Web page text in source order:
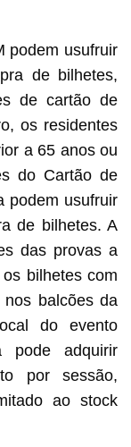
podem usufruir
de bilhetes,
de cartão de
os residentes
a 65 anos ou
do Cartão de
podem usufruir
de bilhetes. A
das provas a
bilhetes com
balcões da
do evento
pode adquirir
por sessão,
ao stock